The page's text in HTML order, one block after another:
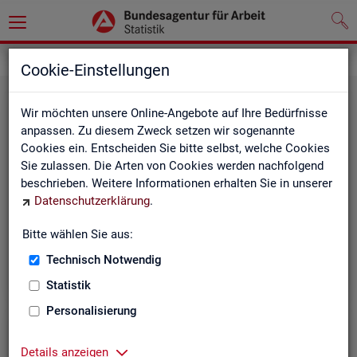
Cookie-Einstellungen
Wir möchten unsere Online-Angebote auf Ihre Bedürfnisse
anpassen. Zu diesem Zweck setzen wir sogenannte
Cookies ein. Entscheiden Sie bitte selbst, welche Cookies
Sie zulassen. Die Arten von Cookies werden nachfolgend
beschrieben. Weitere Informationen erhalten Sie in unserer
Datenschutzerklärung.
Bitte wählen Sie aus:
Technisch Notwendig
Statistik
Personalisierung
Details anzeigen
Ge­set­ze und Ver­ord­nun­gen
Die Gesetze und Verordnungen, die der Arbeit der
Statistik der BA zugrunde liegen, finden Sie hier.